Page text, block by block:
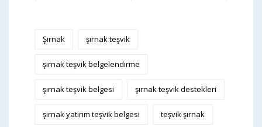
Şırnak şırnak teşvik
şırnak teşvik belgelendirme
şırnak teşvik belgesi şırnak teşvik destekleri
şırnak yatırım teşvik belgesi teşvik şırnak